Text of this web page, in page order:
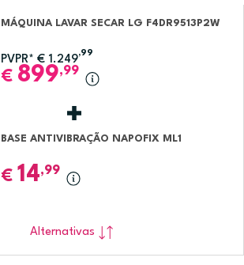
MÁQUINA LAVAR SECAR LG F4DR9513P2W
PVPR* € 1.249
,99
€ 899,99
BASE ANTIVIBRAÇÃO NAPOFIX ML1
€ 14,99
Alternativas